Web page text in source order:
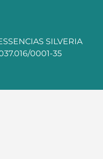
SILVERIA
0001-35